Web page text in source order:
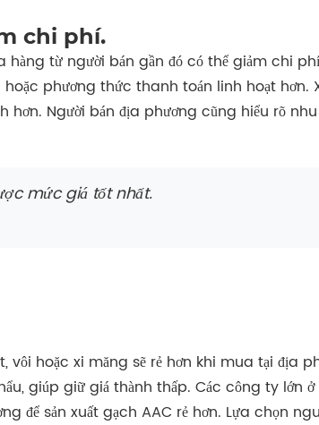
chi phí.
từ người bán gần đó có thể giảm chi
phương thức thanh toán linh hoạt hơn.
Người bán địa phương cũng hiểu rõ
mức giá tốt nhất.
hoặc xi măng sẽ rẻ hơn khi mua tại địa
giúp giữ giá thành thấp. Các công ty lớn
để sản xuất gạch AAC rẻ hơn. Lựa chọn